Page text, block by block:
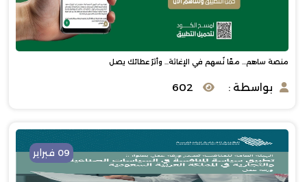
منصة ساهم… معًا نُسهم في الإغاثة… وأثرُ عطائك يصل
بواسطة : 602
09 فبراير